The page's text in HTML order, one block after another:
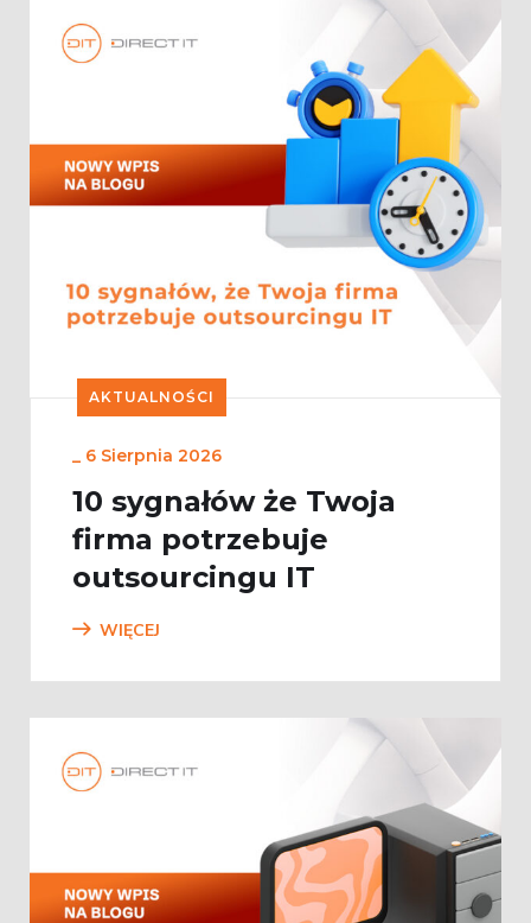
AKTUALNOŚCI
_ 6 Sierpnia 2026
10 sygnałów że Twoja
firma potrzebuje
outsourcingu IT
WIĘCEJ